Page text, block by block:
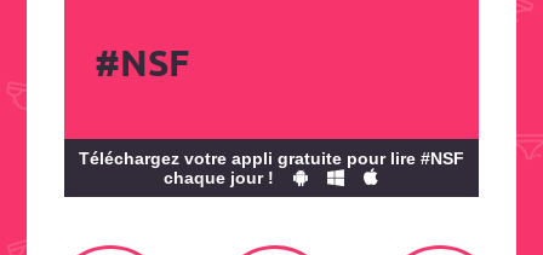
#NSF
Téléchargez votre appli gratuite pour lire #NSF
chaque jour !